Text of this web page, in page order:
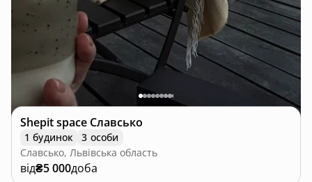
Shepit space Славсько
1 будинок
3 особи
Славсько, Львівська область
від₴5 000доба